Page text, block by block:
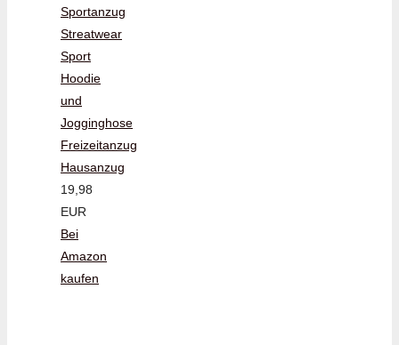
Sportanzug
Streatwear
Sport
Hoodie
und
Jogginghose
Freizeitanzug
Hausanzug
19,98
EUR
Bei
Amazon
kaufen